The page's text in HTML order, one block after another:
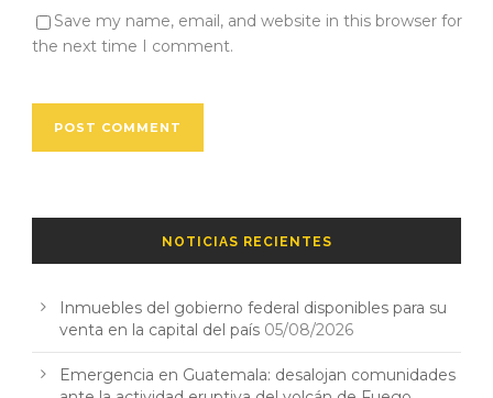
Save my name, email, and website in this browser for
the next time I comment.
NOTICIAS RECIENTES
Inmuebles del gobierno federal disponibles para su
venta en la capital del país 05/08/2026
Emergencia en Guatemala: desalojan comunidades